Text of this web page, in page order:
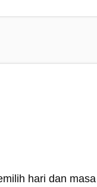
hari dan